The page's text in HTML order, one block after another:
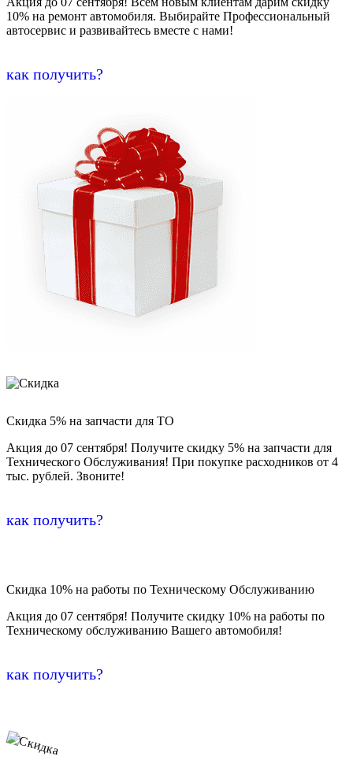
10% на ремонт автомобиля. Выбирайте Профессиональный
автосервис и развивайтесь вместе с нами!
как получить?
Скидка 5% на запчасти для ТО
Акция до 07 сентября! Получите скидку 5% на запчасти для
Технического Обслуживания! При покупке расходников от 4
тыс. рублей. Звоните!
как получить?
Скидка 10% на работы по Техническому Обслуживанию
Акция до 07 сентября! Получите скидку 10% на работы по
Техническому обслуживанию Вашего автомобиля!
как получить?